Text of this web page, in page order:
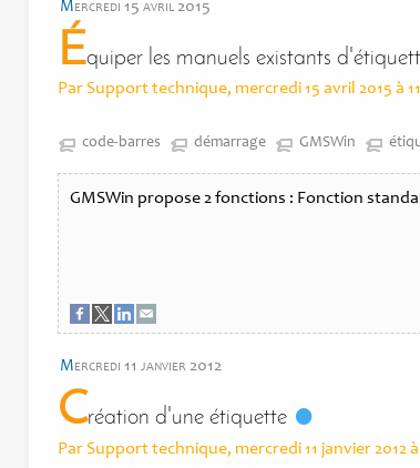
mercredi 15 avril 2015
Équiper les manuels existants
Par Support technique, mercredi 15 avril 2015 à
code-barres démarrage GMSWin
GMSWin propose 2 fonctions : Fonction
mercredi 11 janvier 2012
Création d'une étiquette
Par Support technique, mercredi 11 janvier 2012 à